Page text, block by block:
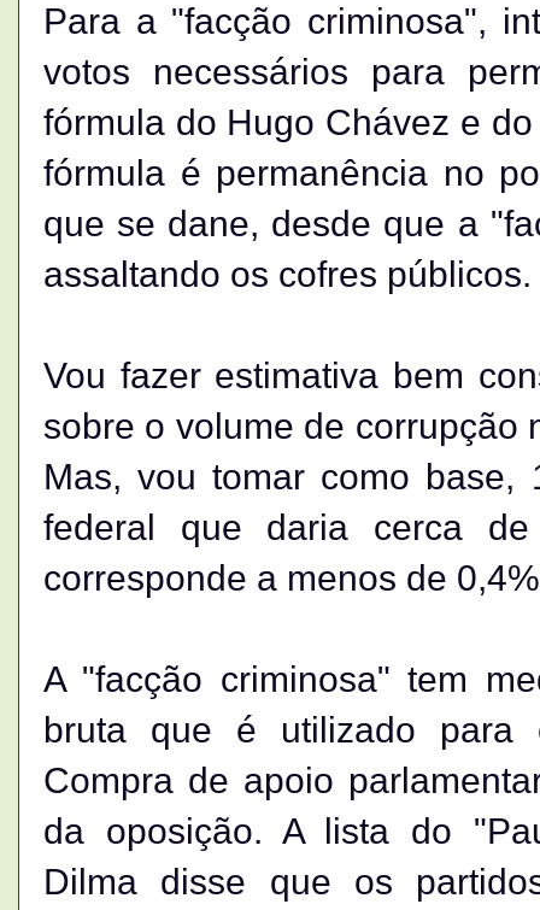
Para a "facção criminosa",
votos necessários para
fórmula do Hugo Chávez e
fórmula é permanência no
que se dane, desde que a
assaltando os cofres públicos.
Vou fazer estimativa bem
sobre o volume de corrupção
Mas, vou tomar como base,
federal que daria cerca
corresponde a menos de
A "facção criminosa" tem
bruta que é utilizado para
Compra de apoio
da oposição. A lista do
Dilma disse que os